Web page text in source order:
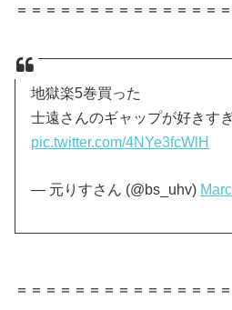
＝＝＝＝＝＝＝＝＝＝＝＝＝＝＝
地獄楽5巻買った
士遠さんのギャップが好きす
pic.twitter.com/4NYe3fcWlH
— 元りすさん (@bs_uhv)
＝＝＝＝＝＝＝＝＝＝＝＝＝＝＝